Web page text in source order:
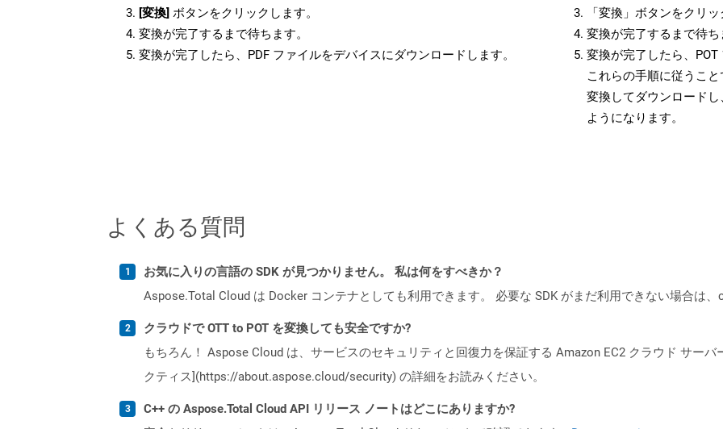
[変換] ボタンをクリックします。
変換が完了するまで待ちます。
変換が完了したら、PDF ファイルをデバイスにダウンロードします。
「変換」ボタンをクリ
変換が完了するまで待ち
変換が完了したら、POT
これらの手順に従うこ
変換してダウンロード
ようになります。
よくある質問
お気に入りの言語の SDK が見つかりません。 私は何をすべきか？
Aspose.Total Cloud は Docker コンテナとしても利用できます。 必要な SDK がまだ利用できない場合は、
クラウドで OTT to POT を変換しても安全ですか?
もちろん！ Aspose Cloud は、サービスのセキュリティと回復力を保証する Amazon EC2 クラウド サー
クティス](https://about.aspose.cloud/security) の詳細をお読みください。
C++ の Aspose.Total Cloud API リリース ノートはどこにありますか?